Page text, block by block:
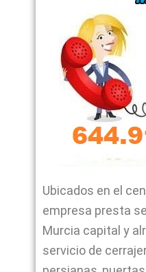
Ubicados en el
empresa presta
Murcia capital y
servicio de